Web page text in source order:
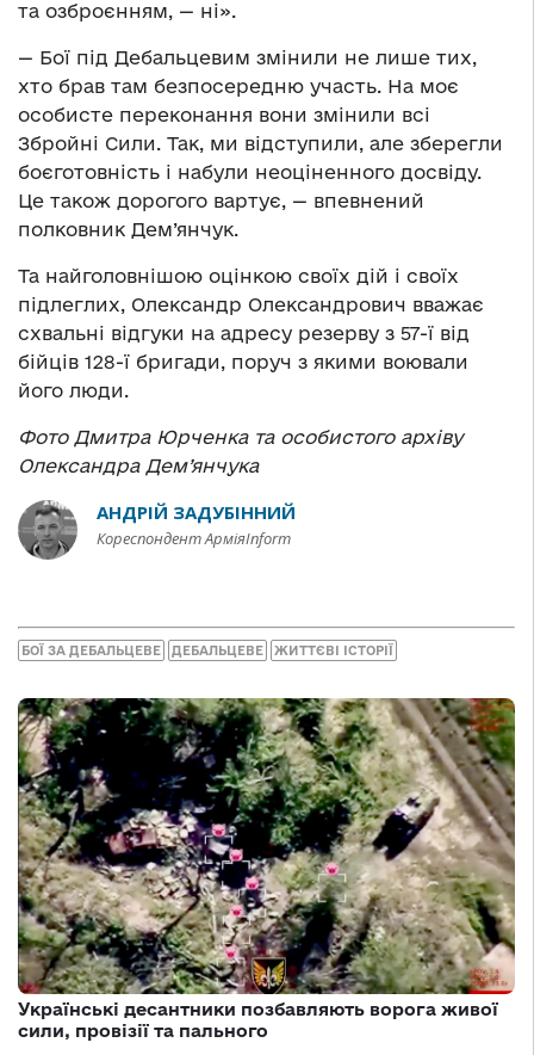
та озброєнням, — ні».
— Бої під Дебальцевим змінили не лише тих,
хто брав там безпосередню участь. На моє
особисте переконання вони змінили всі
Збройні Сили. Так, ми відступили, але зберегли
боєготовність і набули неоціненного досвіду.
Це також дорогого вартує, — впевнений
полковник Дем’янчук.
Та найголовнішою оцінкою своїх дій і своїх
підлеглих, Олександр Олександрович вважає
схвальні відгуки на адресу резерву з 57-ї від
бійців 128-ї бригади, поруч з якими воювали
його люди.
Фото Дмитра Юрченка та особистого архіву
Олександра Дем’янчука
АНДРІЙ ЗАДУБІННИЙ
Кореспондент АрміяInform
БОЇ ЗА ДЕБАЛЬЦЕВЕ ДЕБАЛЬЦЕВЕ ЖИТТЄВІ ІСТОРІЇ
Українські десантники позбавляють ворога живої
сили, провізії та пального